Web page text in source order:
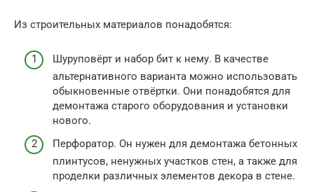
Из строительных материалов понадобятся:
Шуруповёрт и набор бит к нему. В качестве
альтернативного варианта можно использовать
обыкновенные отвёртки. Они понадобятся для
демонтажа старого оборудования и установки
нового.
Перфоратор. Он нужен для демонтажа бетонных
плинтусов, ненужных участков стен, а также для
проделки различных элементов декора в стене.